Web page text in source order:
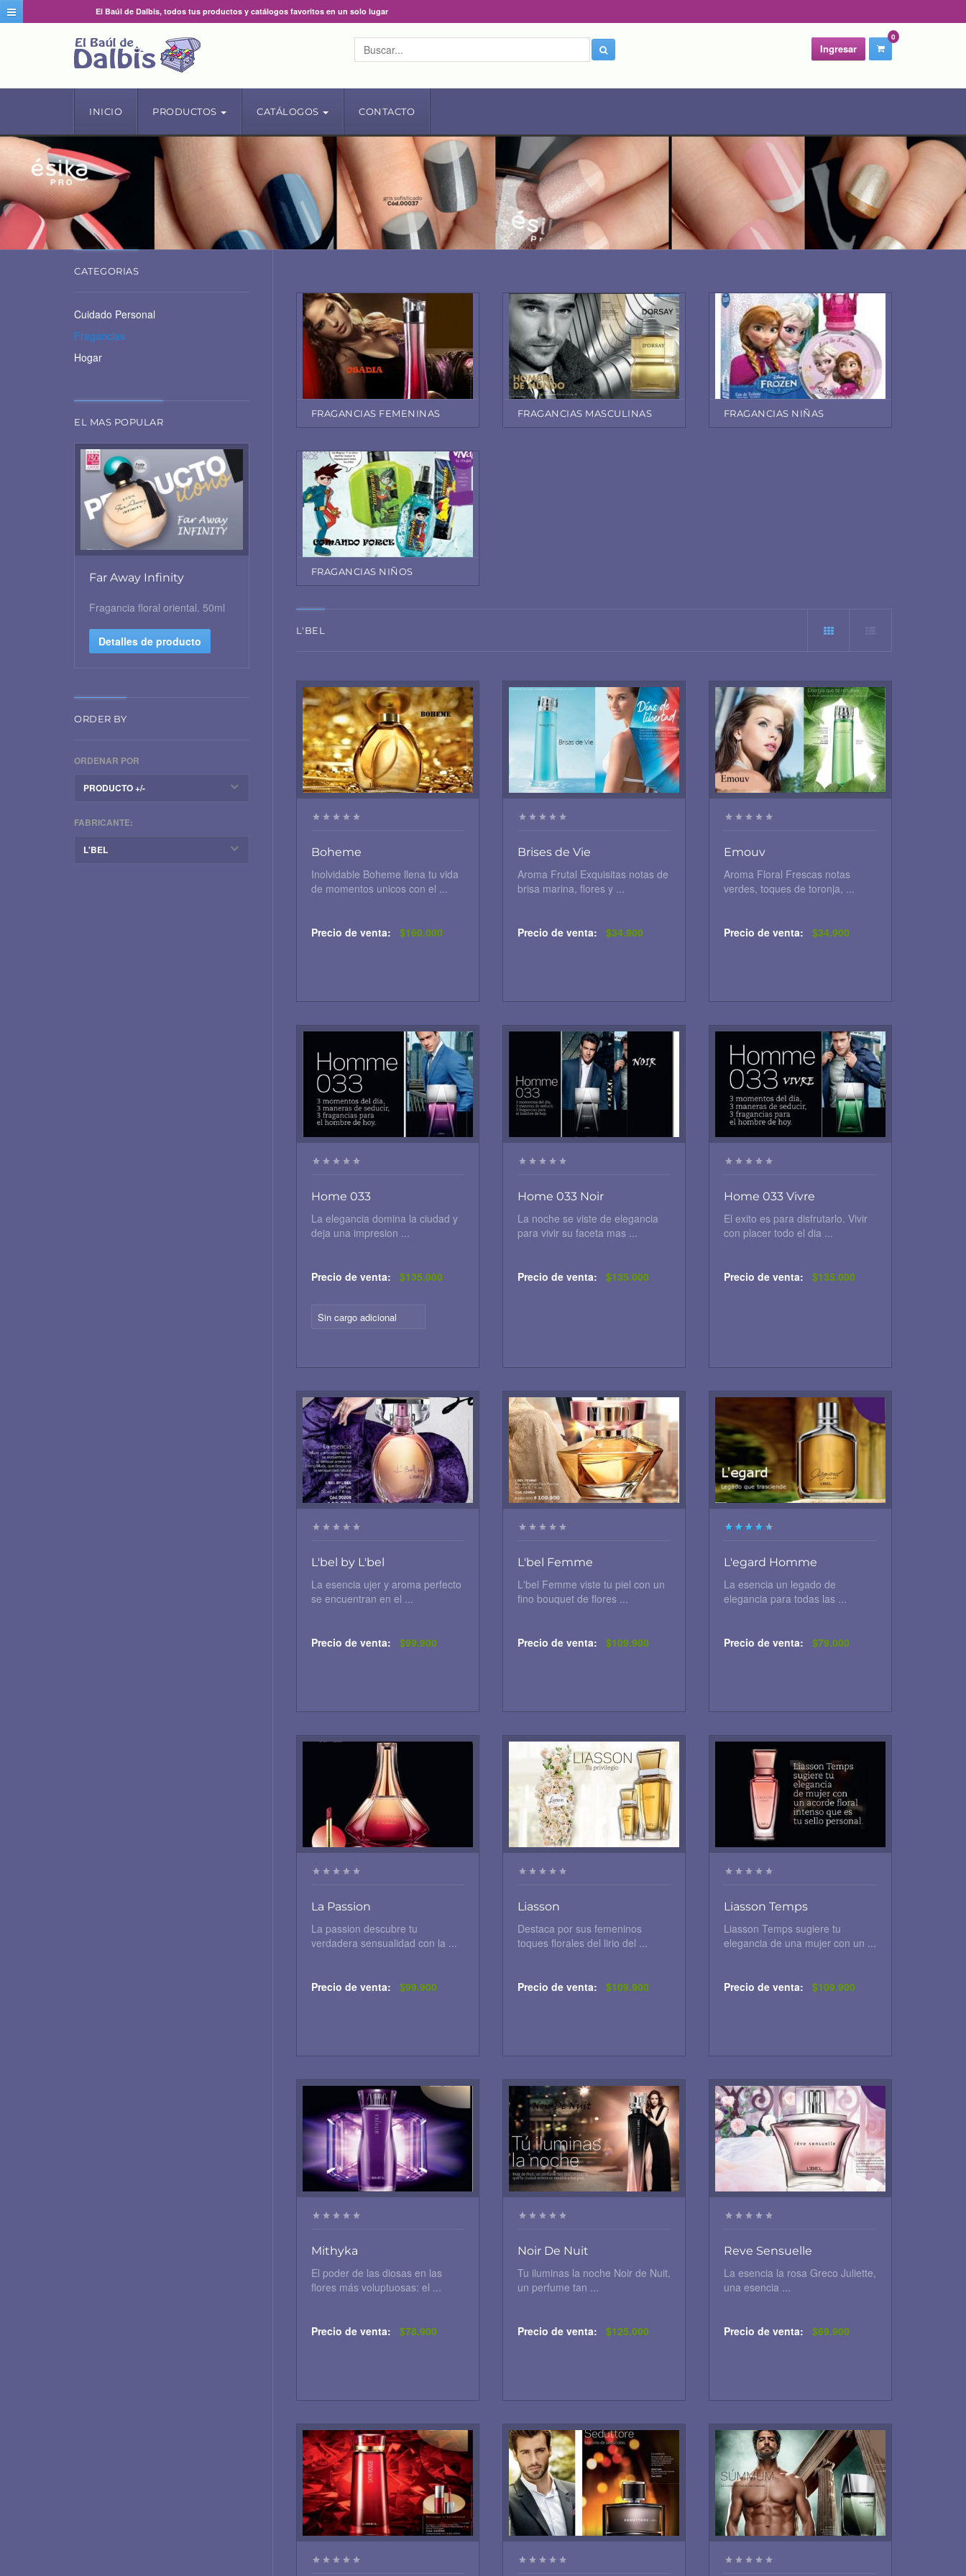
El Baúl de Dalbis, todos tus productos y catálogos favoritos en un solo lugar
0
Ingresar
INICIO PRODUCTOS CATÁLOGOS CONTACTO
FRAGANCIAS FEMENINAS FRAGANCIAS MASCULINAS FRAGANCIAS NIÑAS
FRAGANCIAS NIÑOS
L'BEL
Boheme
Inolvidable Boheme llena tu vida
de momentos unicos con el ...
Precio de venta: $160.000
Brises de Vie
Aroma Frutal Exquisitas notas de
brisa marina, flores y ...
Precio de venta: $34.900
Emouv
Aroma Floral Frescas notas
verdes, toques de toronja, ...
Precio de venta: $34.900
Home 033
La elegancia domina la ciudad y
deja una impresion ...
Precio de venta: $135.000
Sin cargo adicional
Home 033 Noir
La noche se viste de elegancia
para vivir su faceta mas ...
Precio de venta: $135.000
Home 033 Vivre
El exito es para disfrutarlo. Vivir
con placer todo el dia ...
Precio de venta: $135.000
L'bel by L'bel
La esencia ujer y aroma perfecto
se encuentran en el ...
Precio de venta: $99.900
L'bel Femme
L'bel Femme viste tu piel con un
fino bouquet de flores ...
Precio de venta: $109.900
L'egard Homme
La esencia un legado de
elegancia para todas las ...
Precio de venta: $79.000
La Passion
La passion descubre tu
verdadera sensualidad con la ...
Precio de venta: $99.900
Liasson
Destaca por sus femeninos
toques florales del lirio del ...
Precio de venta: $109.900
Liasson Temps
Liasson Temps sugiere tu
elegancia de una mujer con un ...
Precio de venta: $109.900
Mithyka
El poder de las diosas en las
flores más voluptuosas: el ...
Precio de venta: $78.900
Noir De Nuit
Tu iluminas la noche Noir de Nuit,
un perfume tan ...
Precio de venta: $125.000
Reve Sensuelle
La esencia la rosa Greco Juliette,
una esencia ...
Precio de venta: $69.900
CATEGORIAS
Cuidado Personal
Fragancias
Hogar
EL MAS POPULAR
Far Away Infinity
Fragancia floral oriental. 50ml
Detalles de producto
ORDER BY
ORDENAR POR
PRODUCTO +/-
FABRICANTE:
L'BEL